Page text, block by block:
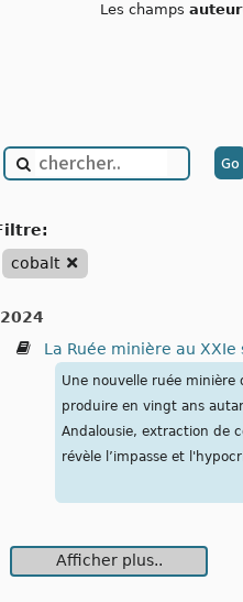
Les champs auteur
filtre:
cobalt
2024
La Ruée minière au
Une nouvelle ruée
produire en vingt ans
Andalousie, extraction de
révèle l’impasse et
Afficher plus..